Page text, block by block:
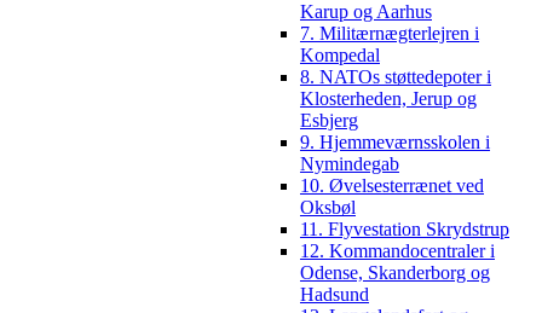
Karup og Aarhus
7. Militærnægterlejren i
Kompedal
8. NATOs støttedepoter i
Klosterheden, Jerup og
Esbjerg
9. Hjemmeværnsskolen i
Nymindegab
10. Øvelsesterrænet ved
Oksbøl
11. Flyvestation Skrydstrup
12. Kommandocentraler i
Odense, Skanderborg og
Hadsund